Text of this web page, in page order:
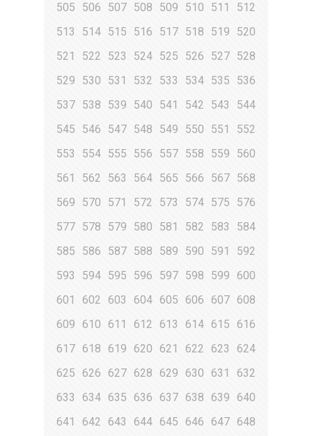
505
506 507 508 509 510 511
512
513
514 515 516 517 518 519
520
521
522 523 524 525 526 527 528
529
530 531 532 533 534 535
536
537 538 539 540 541 542 543
544
545
546 547 548 549 550 551
552
553
554 555 556 557 558 559
560
561
562 563 564 565 566 567 568
569
570 571 572 573 574 575
576
577 578 579 580 581 582 583
584
585
586 587 588 589 590 591
592
593
594 595 596 597 598 599
600
601
602 603 604 605 606 607 608
609
610 611 612 613 614 615
616
617 618 619 620 621 622 623
624
625
626 627 628 629 630 631
632
633
634 635 636 637 638 639 640
641
642 643 644 645 646 647 648